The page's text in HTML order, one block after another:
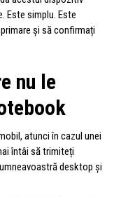
Este simplu. Este
și să confirmați
nu le
atunci în cazul unei
întâi să trimiteți
desktop și